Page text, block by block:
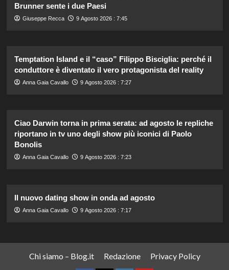
Brunner sente i due Paesi
Giuseppe Recca 9 Agosto 2026 : 7:45
Temptation Island e il “caso” Filippo Bisciglia: perché il
conduttore è diventato il vero protagonista del reality
Anna Gaia Cavallo 9 Agosto 2026 : 7:27
Ciao Darwin torna in prima serata: ad agosto le repliche
riportano in tv uno degli show più iconici di Paolo
Bonolis
Anna Gaia Cavallo 9 Agosto 2026 : 7:23
Il nuovo dating show in onda ad agosto
Anna Gaia Cavallo 9 Agosto 2026 : 7:17
Chi siamo – Blog.it Redazione Privacy Policy